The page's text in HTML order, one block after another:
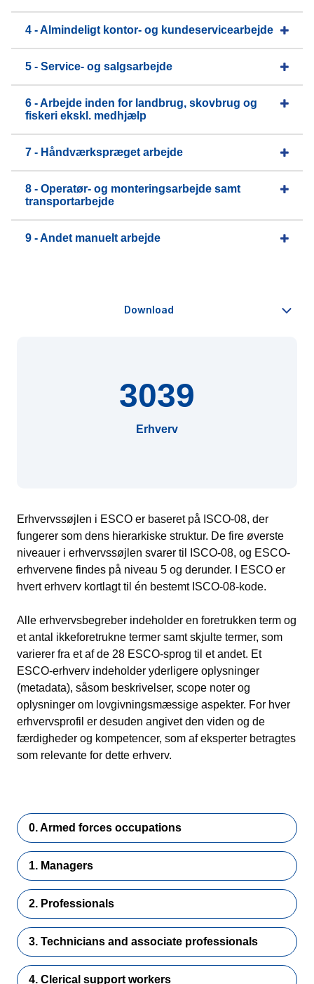
4 - Almindeligt kontor- og kundeservicearbejde
5 - Service- og salgsarbejde
6 - Arbejde inden for landbrug, skovbrug og
fiskeri ekskl. medhjælp
7 - Håndværkspræget arbejde
8 - Operatør- og monteringsarbejde samt
transportarbejde
9 - Andet manuelt arbejde
3039
Erhverv
Erhvervssøjlen i ESCO er baseret på ISCO-08, der
fungerer som dens hierarkiske struktur. De fire øverste
niveauer i erhvervssøjlen svarer til ISCO-08, og ESCO-
erhvervene findes på niveau 5 og derunder. I ESCO er
hvert erhverv kortlagt til én bestemt ISCO-08-kode.
Alle erhvervsbegreber indeholder en foretrukken term og
et antal ikkeforetrukne termer samt skjulte termer, som
varierer fra et af de 28 ESCO-sprog til et andet. Et
ESCO-erhverv indeholder yderligere oplysninger
(metadata), såsom beskrivelser, scope noter og
oplysninger om lovgivningsmæssige aspekter. For hver
erhvervsprofil er desuden angivet den viden og de
færdigheder og kompetencer, som af eksperter betragtes
som relevante for dette erhverv.
0. Armed forces occupations
1. Managers
2. Professionals
3. Technicians and associate professionals
4. Clerical support workers